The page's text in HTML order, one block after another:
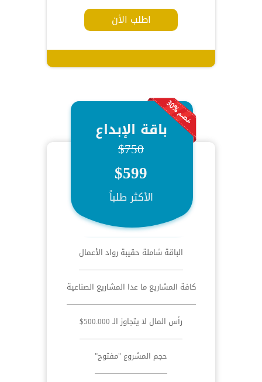
اطلب الأن
باقة الإبداع
$750
$599
الأكثر طلباً
الباقة شاملة حقيبة رواد الأعمال
كافة المشاريع ما عدا المشاريع الصناعية
رأس المال لا يتجاوز الـ 500.000$
حجم المشروع "مفتوح"